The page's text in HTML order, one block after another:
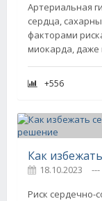
Артериальная
сердца,
факторами
миокарда,
+556
18.10.2023 ---
Риск сердечно-